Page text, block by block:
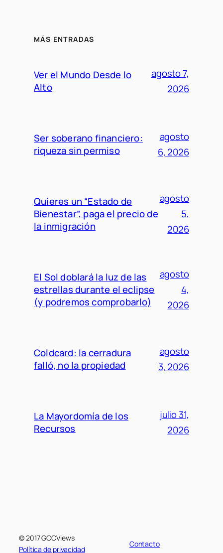
MÁS ENTRADAS
Ver el Mundo Desde lo
Alto
agosto 7,
2026
Ser soberano financiero:
riqueza sin permiso
agosto
6, 2026
Quieres un “Estado de
Bienestar”, paga el precio de
la inmigración
agosto
5,
2026
El Sol doblará la luz de las
estrellas durante el eclipse
(y podremos comprobarlo)
agosto
4,
2026
Coldcard: la cerradura
falló, no la propiedad
agosto
3, 2026
La Mayordomía de los
Recursos
julio 31,
2026
© 2017 GCCViews
Política de privacidad
Contacto